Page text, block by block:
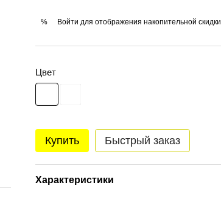
% Войти для отображения накопительной скидки
Цвет
Купить Быстрый заказ
Характеристики